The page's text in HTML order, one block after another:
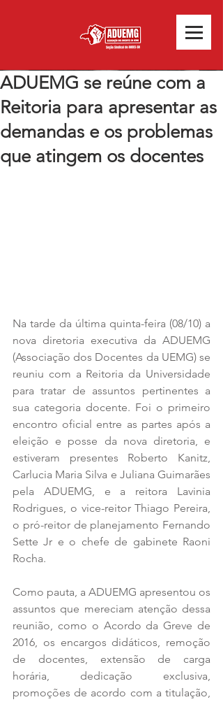
ADUEMG se reúne com a
Reitoria para apresentar as
demandas e os problemas
que atingem os docentes
Na tarde da última quinta-feira (08/10) a
nova diretoria executiva da ADUEMG
(Associação dos Docentes da UEMG) se
reuniu com a Reitoria da Universidade
para tratar de assuntos pertinentes a
sua categoria docente. Foi o primeiro
encontro oficial entre as partes após a
eleição e posse da nova diretoria, e
estiveram presentes Roberto Kanitz,
Carlucia Maria Silva e Juliana Guimarães
pela ADUEMG, e a reitora Lavinia
Rodrigues, o vice-reitor Thiago Pereira,
o pró-reitor de planejamento Fernando
Sette Jr e o chefe de gabinete Raoni
Rocha.
Como pauta, a ADUEMG apresentou os
assuntos que mereciam atenção dessa
reunião, como o Acordo da Greve de
2016, os encargos didáticos, remoção
de docentes, extensão de carga
horária, dedicação exclusiva,
promoções de acordo com a titulação,